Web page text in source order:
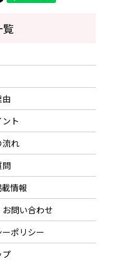
ト
流れ
問
情報
問い合わせ
ポリシー
プ